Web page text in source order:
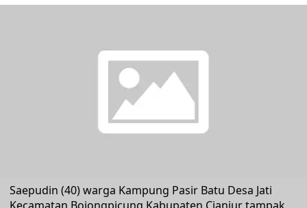
Saepudin (40) warga Kampung Pasir Batu Desa Jati